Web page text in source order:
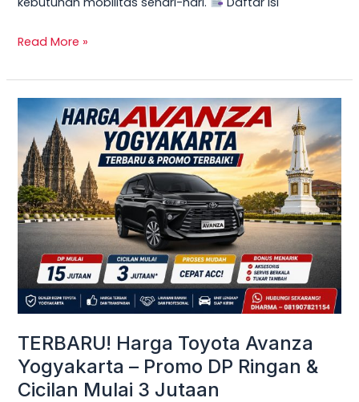
Read More »
TERBARU! Harga Toyota Avanza
Yogyakarta – Promo DP Ringan &
Cicilan Mulai 3 Jutaan
TERBARU!
Harga
Toyota
Avanza
Yogyakarta
–
Promo
DP
Ringan
&
Mulai
3
Jutaan